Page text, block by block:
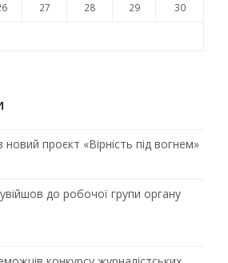
27 28 29 30
проєкт «Вірність під вогнем»
до робочої групи органу